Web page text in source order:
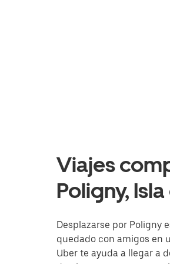
Viajes
Poligny,
Desplazarse por Poligny
quedado con amigos en
Uber te ayuda a llegar a